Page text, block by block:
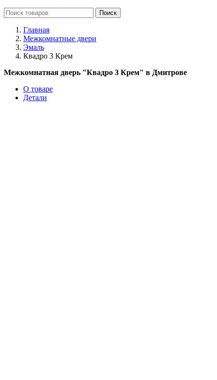
Search
for:
Поиск
Главная
Межкомнатные двери
Эмаль
Квадро 3 Крем
Межкомнатная дверь "Квадро 3 Крем" в Дмитрове
О товаре
Детали